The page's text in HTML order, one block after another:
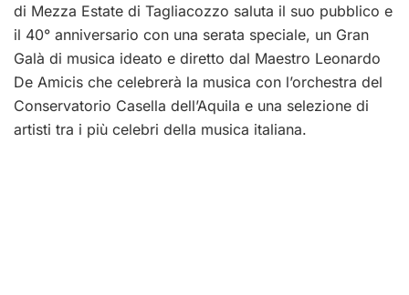
di Mezza Estate di Tagliacozzo saluta il suo pubblico e
il 40° anniversario con una serata speciale, un Gran
Galà di musica ideato e diretto dal Maestro Leonardo
De Amicis che celebrerà la musica con l’orchestra del
Conservatorio Casella dell’Aquila e una selezione di
artisti tra i più celebri della musica italiana.